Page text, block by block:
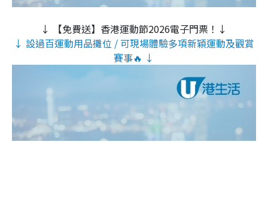
↓ 【免費送】香港運動節2026電子門票！↓
↓ 設過百運動用品攤位 / 可現場體驗多項新穎運動及觀賞
賽事🔥 ↓